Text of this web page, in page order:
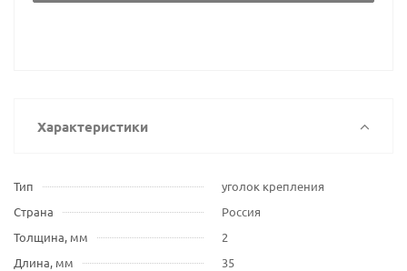
Характеристики
Тип
уголок крепления
Страна
Россия
Толщина, мм
2
Длина, мм
35